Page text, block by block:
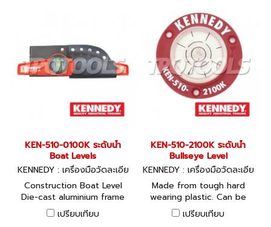
legs, with a knurled
extension attached for use
when pivoting the dividers.
Dividers are used for
light centre punch mark on
the work keeps the pivot
angle on both the inside
and outside of the stock
and blade. Squareness
tolerance: 75, 100 and
150mm = ±0.030mm. 225
and 300mm = ±0.040mm.
KEN-510-0100K ระดับน้ำ
Boat Levels
KENNEDY : เครื่องมือวัดละเอีย
ด KEN-510-0100K, KEN-510-
0160K
Construction Boat Level
Die-cast aluminium frame
with a milled measuring
face for accuracy. 1 vertical,
เปรียบเทียบ
KEN-510-2100K ระดับน้ำ
Bullseye Level
KENNEDY : เครื่องมือวัดละเอีย
ด KEN-510-2100K
Made from tough hard
wearing plastic. Can be
free standing, or fixed
onto a surface. The all
เปรียบเทียบ